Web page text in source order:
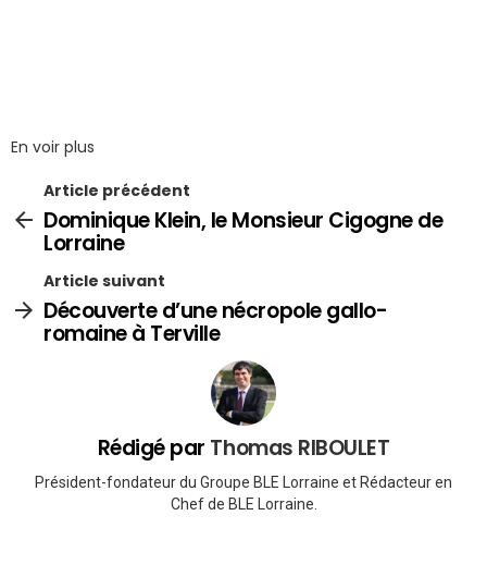
En voir plus
Article précédent
Dominique Klein, le Monsieur Cigogne de
Lorraine
Article suivant
Découverte d’une nécropole gallo-
romaine à Terville
Rédigé par Thomas RIBOULET
Président-fondateur du Groupe BLE Lorraine et Rédacteur en
Chef de BLE Lorraine.